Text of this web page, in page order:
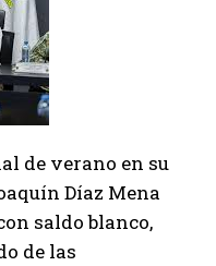
de verano en su
Díaz Mena
saldo blanco,
de las